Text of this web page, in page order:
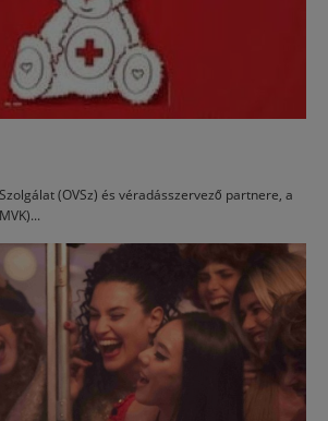
(OVSz) és véradásszervező partnere, a